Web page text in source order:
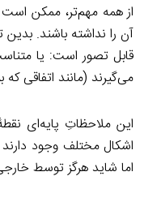
از همه مهم‌تر، ممکن است
آن را نداشته باشند.
قابل تصور است: یا
می‌گیرند (مانند اتفاقی
این ملاحظاتِ پایه‌ای
اشکال مختلف وجود دارند
اما شاید هرگز توسط